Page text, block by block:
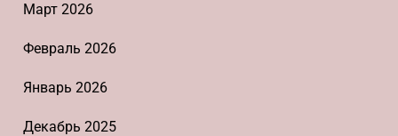
Март 2026
Февраль 2026
Январь 2026
Декабрь 2025